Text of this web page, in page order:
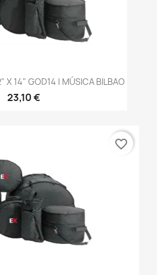
X 14" GOD14 | MÚSICA BILBAO
23,10 €
favorite_border